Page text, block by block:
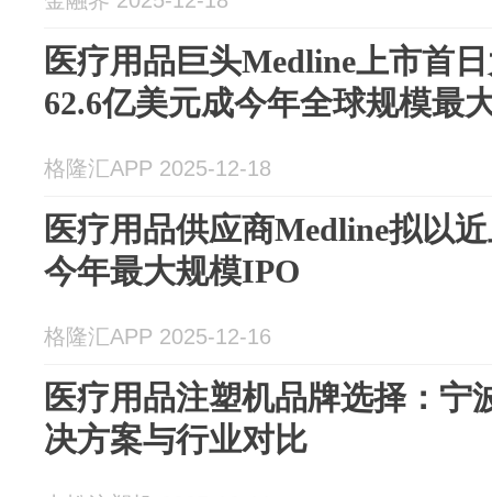
医疗用品巨头Medline上市首
62.6亿美元成今年全球规模最
格隆汇APP 2025-12-18
医疗用品供应商Medline拟以
今年最大规模IPO
格隆汇APP 2025-12-16
医疗用品注塑机品牌选择：宁
决方案与行业对比